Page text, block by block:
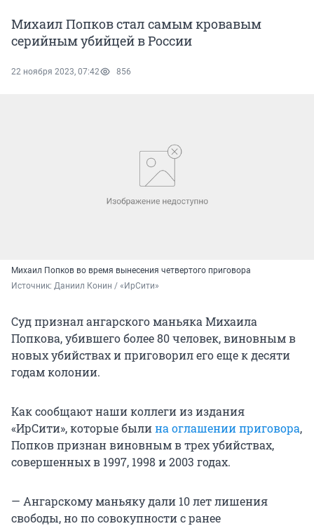
Михаил Попков стал самым кровавым
серийным убийцей в России
22 ноября 2023, 07:42 856
Михаил Попков во время вынесения четвертого приговора
Источник: Даниил Конин / «ИрСити»
Суд признал ангарского маньяка Михаила
Попкова, убившего более 80 человек, виновным в
новых убийствах и приговорил его еще к десяти
годам колонии.
Как сообщают наши коллеги из издания
«ИрСити», которые былина оглашении приговора,
Попков признан виновным в трех убийствах,
совершенных в 1997, 1998 и 2003 годах.
— Ангарскому маньяку дали 10 лет лишения
свободы, но по совокупности с ранее